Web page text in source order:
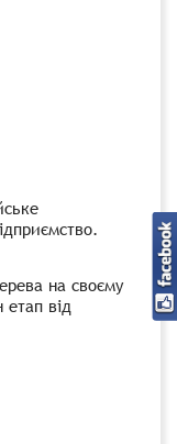
на своєму
від